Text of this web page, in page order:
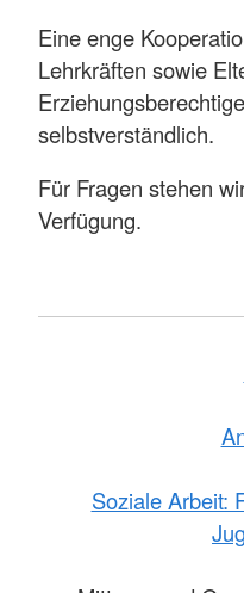
Eine enge
Lehrkräften sowie
selbstverständlich.
Für Fragen stehen
Verfügung.
Soziale Arbeit: